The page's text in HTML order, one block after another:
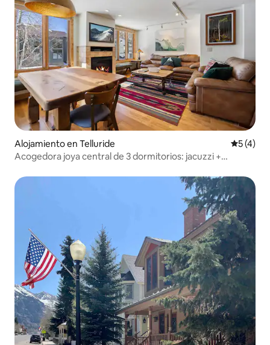
Alojamiento en Telluride
5 (4)
Acogedora joya central de 3 dormitorios: jacuzzi +